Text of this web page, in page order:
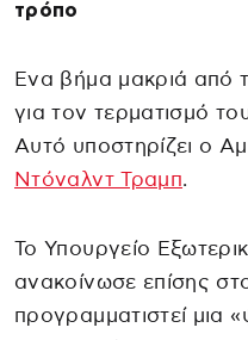
τρόπο
Ενα βήμα μακριά από
για τον τερματισμό
Αυτό υποστηρίζει ο
Ντόναλντ Τραμπ.
Το Υπουργείο
ανακοίνωσε επίσης
προγραμματιστεί μια